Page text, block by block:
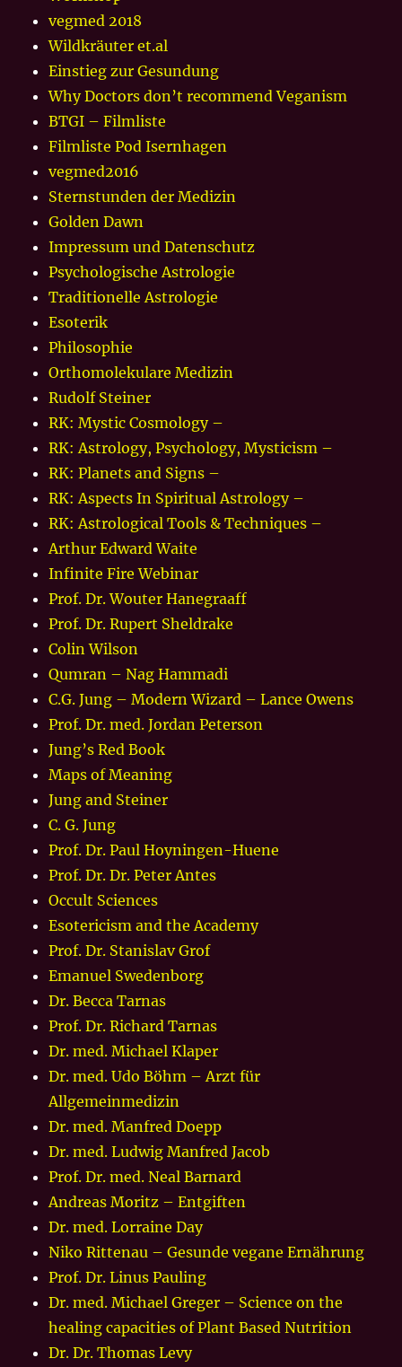
vegmed 2018
Wildkräuter et.al
Einstieg zur Gesundung
Why Doctors don’t recommend Veganism
BTGI – Filmliste
Filmliste Pod Isernhagen
vegmed2016
Sternstunden der Medizin
Golden Dawn
Impressum und Datenschutz
Psychologische Astrologie
Traditionelle Astrologie
Esoterik
Philosophie
Orthomolekulare Medizin
Rudolf Steiner
RK: Mystic Cosmology –
RK: Astrology, Psychology, Mysticism –
RK: Planets and Signs –
RK: Aspects In Spiritual Astrology –
RK: Astrological Tools & Techniques –
Arthur Edward Waite
Infinite Fire Webinar
Prof. Dr. Wouter Hanegraaff
Prof. Dr. Rupert Sheldrake
Colin Wilson
Qumran – Nag Hammadi
C.G. Jung – Modern Wizard – Lance Owens
Prof. Dr. med. Jordan Peterson
Jung’s Red Book
Maps of Meaning
Jung and Steiner
C. G. Jung
Prof. Dr. Paul Hoyningen-Huene
Prof. Dr. Dr. Peter Antes
Occult Sciences
Esotericism and the Academy
Prof. Dr. Stanislav Grof
Emanuel Swedenborg
Dr. Becca Tarnas
Prof. Dr. Richard Tarnas
Dr. med. Michael Klaper
Dr. med. Udo Böhm – Arzt für
Allgemeinmedizin
Dr. med. Manfred Doepp
Dr. med. Ludwig Manfred Jacob
Prof. Dr. med. Neal Barnard
Andreas Moritz – Entgiften
Dr. med. Lorraine Day
Niko Rittenau – Gesunde vegane Ernährung
Prof. Dr. Linus Pauling
Dr. med. Michael Greger – Science on the
healing capacities of Plant Based Nutrition
Dr. Dr. Thomas Levy